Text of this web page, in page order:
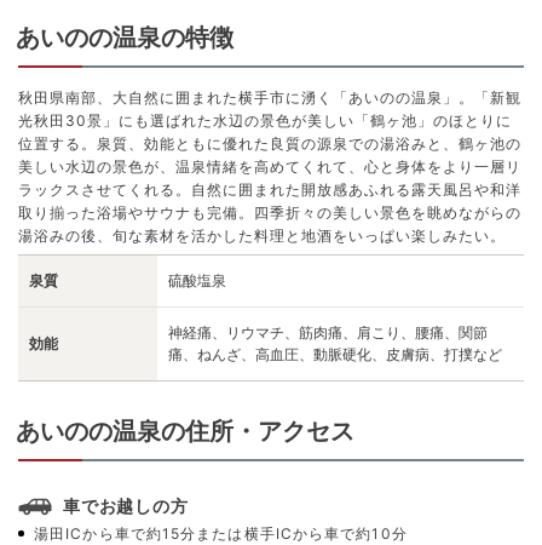
あいのの温泉の特徴
秋田県南部、大自然に囲まれた横手市に湧く「あいのの温泉」。「新観
光秋田30景」にも選ばれた水辺の景色が美しい「鶴ヶ池」のほとりに
位置する。泉質、効能ともに優れた良質の源泉での湯浴みと、鶴ヶ池の
美しい水辺の景色が、温泉情緒を高めてくれて、心と身体をより一層リ
ラックスさせてくれる。自然に囲まれた開放感あふれる露天風呂や和洋
取り揃った浴場やサウナも完備。四季折々の美しい景色を眺めながらの
湯浴みの後、旬な素材を活かした料理と地酒をいっぱい楽しみたい。
泉質 硫酸塩泉
効能
神経痛、リウマチ、筋肉痛、肩こり、腰痛、関節
痛、ねんざ、高血圧、動脈硬化、皮膚病、打撲など
あいのの温泉の住所・アクセス
車でお越しの方
湯田ICから車で約15分または横手ICから車で約10分